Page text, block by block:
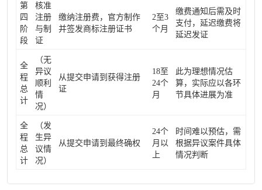
第
四
阶
段
核准
注册
与制
证
缴纳注册费，官方制作
并签发商标注册证书
2至3
个月
缴费通知后需及时
支付，延迟缴费将
延迟发证
全
程
总
计
（无
异议
顺利
情
况）
从提交申请到获得注册
证
18至
24个
月
此为理想情况估
算，实际应以各环
节具体进展为准
全
程
总
计
（发
生异
议情
况）
从提交申请到最终确权
24个
月以
上
时间难以预估，需
根据异议案件具体
情况判断